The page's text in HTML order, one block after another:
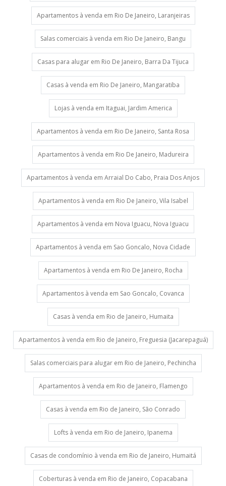
Apartamentos à venda em Rio De Janeiro, Laranjeiras
Salas comerciais à venda em Rio De Janeiro, Bangu
Casas para alugar em Rio De Janeiro, Barra Da Tijuca
Casas à venda em Rio De Janeiro, Mangaratiba
Lojas à venda em Itaguai, Jardim America
Apartamentos à venda em Rio De Janeiro, Santa Rosa
Apartamentos à venda em Rio De Janeiro, Madureira
Apartamentos à venda em Arraial Do Cabo, Praia Dos Anjos
Apartamentos à venda em Rio De Janeiro, Vila Isabel
Apartamentos à venda em Nova Iguacu, Nova Iguacu
Apartamentos à venda em Sao Goncalo, Nova Cidade
Apartamentos à venda em Rio De Janeiro, Rocha
Apartamentos à venda em Sao Goncalo, Covanca
Casas à venda em Rio de Janeiro, Humaita
Apartamentos à venda em Rio de Janeiro, Freguesia (Jacarepaguá)
Salas comerciais para alugar em Rio de Janeiro, Pechincha
Apartamentos à venda em Rio de Janeiro, Flamengo
Casas à venda em Rio de Janeiro, São Conrado
Lofts à venda em Rio de Janeiro, Ipanema
Casas de condomínio à venda em Rio de Janeiro, Humaitá
Coberturas à venda em Rio de Janeiro, Copacabana